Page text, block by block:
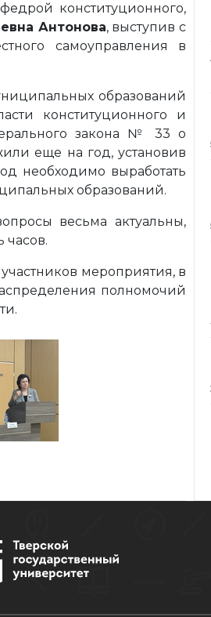
конституционного,
Антонова, выступив с
самоуправления в
образований
конституционного и
закона № 33 о
еще на год, установив
необходимо выработать
образований.
весьма актуальны,
часов.
мероприятия, в
полномочий